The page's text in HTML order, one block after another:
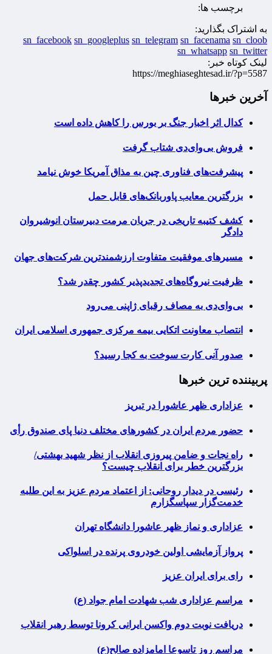
برچسب ها:
به اشتراک بگذارید:
sn_facebook sn_googleplus sn_telegram sn_facenama sn_cloob
sn_whatsapp sn_twitter
لینک کوتاه خبر:
https://meghiaseghtesad.ir/?p=5587
آخرین خبرها
کدال اثر اخبار جنگ بر بورس را کاهش داده است
فروش بی‌وای‌دی شتاب گرفت
پیشرفت‌های فناوری چین به مذاق آمریکا خوش نیامد
بزرگترین معایب پاوربانک‌های قابل حمل
کشف کتیبه تاریخی در جریان مرمت دبیرستان انوشیروان
دادگر
مسیرهای موفقیت متفاوت ارزشمندترین شرکت‌های جهان
ظرفیت نیروگاه‌های تجدیدپذیر کشور چقدر شد؟
بی‌وای‌دی به مصاف رقبای ژاپنی می‌رود
انتصاب معاونت اتکایی بیمه مرکزی جمهوری اسلامی ایران
صدور آنی کارت سوخت به کجا رسید؟
پربیننده ترین خبرها
عزاداری ظهر عاشورا در تبریز
حضور مردم ایران در کشورهای مختلف دنیا پای صندوق رأی
راه نجات و ضامن پیروزی انقلاب از نظر شهید بهشتی/
بزرگترین خطر برای انقلاب چیست؟
رئیسی در دیدار روحانی: از اعتماد مردم عزیز به این طلبه
خدمت‌گزار سپاسگزارم
عزاداری و نماز ظهر عاشورا دانشگاه تهران
پرواز آزمایشی اولین خودروی پرنده در اسلواکی
رای برای ایران عزیز
مراسم عزاداری شب شهادت امام جواد (ع)
دریافت نوبت دوم واکسن ایرانی کرونا توسط رهبر انقلاب
مراسم روز تاسوعا امامزاده صالح(ع)